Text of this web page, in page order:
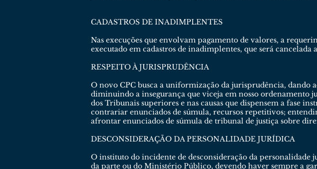
CADASTROS DE INADIMPLENTES
Nas execuções que envolvam pagamento de valores, a
executado em cadastros de inadimplentes, que será
RESPEITO À JURISPRUDÊNCIA
O novo CPC busca a uniformização da jurisprudência,
diminuindo a insegurança que viceja em nosso ordenamento
dos Tribunais superiores e nas causas que dispensem a fase
contrariar enunciados de súmula, recursos repetitivos;
afrontar enunciados de súmula de tribunal de justiça sobre
DESCONSIDERAÇÃO DA PERSONALIDADE JURÍDICA
O instituto do incidente de desconsideração da personalidade
da parte ou do Ministério Público, devendo haver sempre a